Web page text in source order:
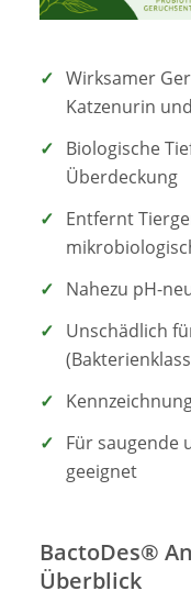
Wirksamer
Katzenurin
Biologische
Überdeckung
Entfernt
Nahezu pH-
Unschädlich
Für saugende
geeignet
BactoDes®
Überblick